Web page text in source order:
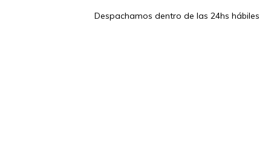
Despachamos dentro de las 24hs hábiles